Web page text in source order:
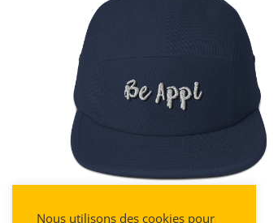
Casquette Be APPI
Nous utilisons des cookies pour